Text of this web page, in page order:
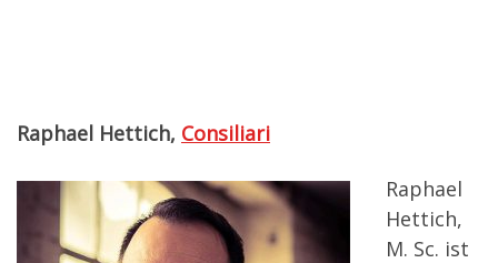
Raphael Hettich, Consiliari
Raphael
Hettich,
M. Sc. ist